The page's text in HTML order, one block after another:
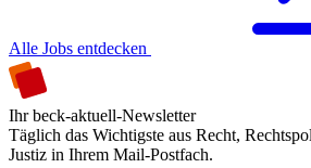
Alle Jobs entdecken
Ihr beck-aktuell-Newsletter
Täglich das Wichtigste aus Recht,
Justiz in Ihrem Mail-Postfach.